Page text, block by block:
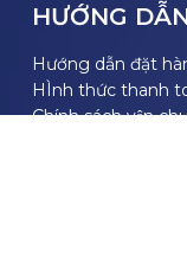
HƯỚNG
Hướng dẫn đặt
HÌnh thức thanh
Chính sách vận